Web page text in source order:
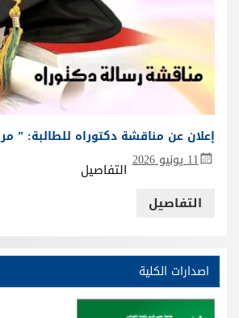
إعلان عن مناقشة دكتوراه للطالبة: ”
11 يونيو 2026
التفاصيل
التفاصيل
اصدارات الكلية